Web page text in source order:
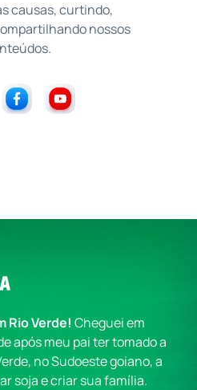
causas, curtindo,
nossos
Rio Verde! Cheguei em
após meu pai ter tomado a
no Sudoeste goiano, a
soja e criar sua família.